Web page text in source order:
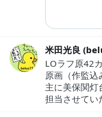
米田光良
LOラフ原42
原画（作監込
主に美保関灯
担当させてい